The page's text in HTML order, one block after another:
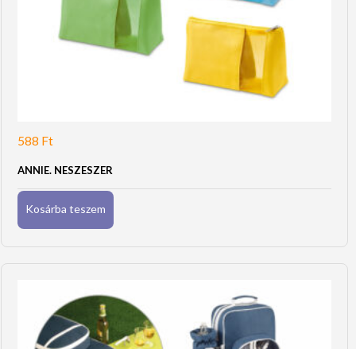
588 Ft
ANNIE. NESZESZER
Kosárba teszem